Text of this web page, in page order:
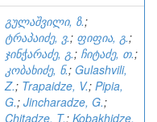
გულაშვილი, ზ.;
ტრაპაიძე, ვ.; ფიფია, გ.;
ჯინჭარაძე, გ.; ჩიტაძე, თ.;
კობახიძე, ნ.; Gulashvili,
Z.; Trapaidze, V.; Pipia,
G.; Jincharadze, G.;
Chitadze, T.; Kobakhidze,